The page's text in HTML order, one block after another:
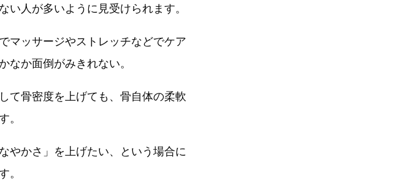
い人が多いように見受けられます。
マッサージやストレッチなどでケア
なか面倒がみきれない。
て骨密度を上げても、骨自体の柔軟
。
やかさ」を上げたい、という場合に
。